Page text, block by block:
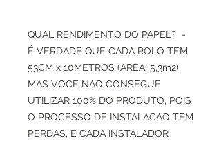
QUAL RENDIMENTO DO PAPEL? -
É VERDADE QUE CADA ROLO TEM
53CM x 10METROS (AREA: 5,3m2),
MAS VOCE NAO CONSEGUE
UTILIZAR 100% DO PRODUTO, POIS
O PROCESSO DE INSTALACAO TEM
PERDAS, E CADA INSTALADOR